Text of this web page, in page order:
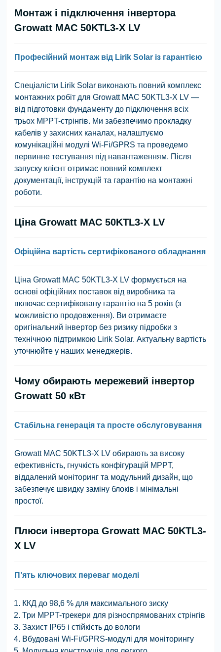
Монтаж і підключення інвертора
Growatt MAC 50KTL3-X LV
Професійний монтаж від Lirik Solar із гарантією
Спеціалісти Lirik Solar виконають повний комплекс
монтажних робіт для Growatt MAC 50KTL3-X LV —
від підготовки фундаменту до підключення всіх
трьох MPPT-стрінгів. Ми забезпечимо прокладку
кабелів у захисних каналах, налаштуємо
комунікаційні модулі Wi-Fi/GPRS та проведемо
первинне тестування під навантаженням. Після
запуску клієнт отримає повний комплект
документації, інструкцій та гарантію на монтажні
роботи.
Ціна Growatt MAC 50KTL3-X LV
Офіційна вартість сертифікованого обладнання
Ціна Growatt MAC 50KTL3-X LV формується на
основі офіційних поставок від виробника та
включає сертифіковану гарантію на 5 років (з
можливістю продовження). Ви отримаєте
оригінальний інвертор без ризику підробки з
технічною підтримкою Lirik Solar. Актуальну вартість
уточнюйте у наших менеджерів.
Чому обирають мережевий інвертор
Growatt 50 кВт
Стабільна генерація та просте обслуговування
Growatt MAC 50KTL3-X LV обирають за високу
ефективність, гнучкість конфігурацій MPPT,
віддалений моніторинг та модульний дизайн, що
забезпечує швидку заміну блоків і мінімальні
простої.
Плюси інвертора Growatt MAC 50KTL3-
X LV
П’ять ключових переваг моделі
ККД до 98,6 % для максимального зиску
Три MPPT-трекери для різноспрямованих стрінгів
Захист IP65 і стійкість до вологи
Вбудовані Wi-Fi/GPRS-модулі для моніторингу